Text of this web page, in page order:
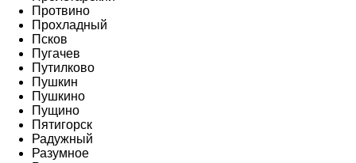
Протвино
Прохладный
Псков
Пугачев
Путилково
Пушкин
Пушкино
Пущино
Пятигорск
Радужный
Разумное